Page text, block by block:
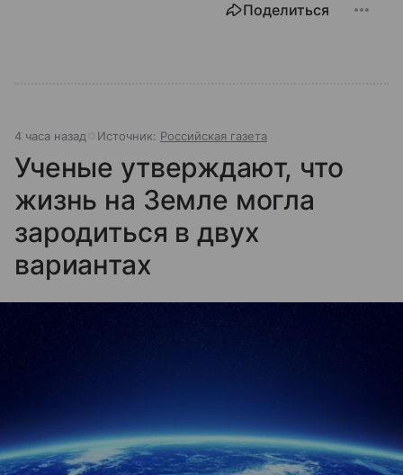
Поделиться
4 часа назад Источник: Российская газета
Ученые утверждают, что
жизнь на Земле могла
зародиться в двух
вариантах